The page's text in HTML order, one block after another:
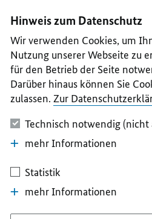
II
III
IV
V
Hinweis zum Datenschutz
Wir verwenden Cookies, um
Nutzung unserer Webseite zu
für den Betrieb der Seite
Darüber hinaus können Sie
zulassen. Zur
Technisch notwendig (nicht
mehr Informationen
Statistik
mehr Informationen